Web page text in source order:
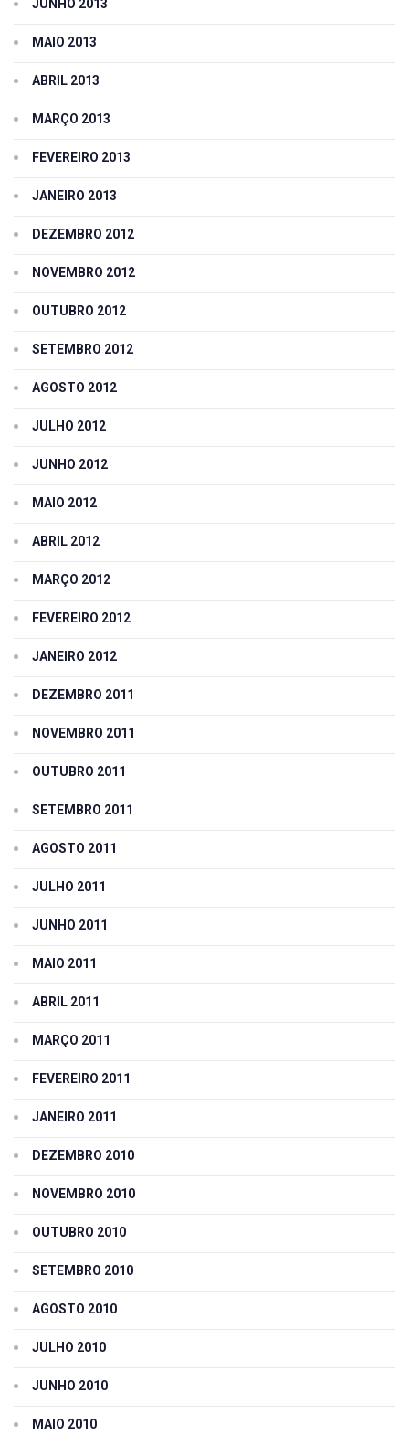
JUNHO 2013
MAIO 2013
ABRIL 2013
MARÇO 2013
FEVEREIRO 2013
JANEIRO 2013
DEZEMBRO 2012
NOVEMBRO 2012
OUTUBRO 2012
SETEMBRO 2012
AGOSTO 2012
JULHO 2012
JUNHO 2012
MAIO 2012
ABRIL 2012
MARÇO 2012
FEVEREIRO 2012
JANEIRO 2012
DEZEMBRO 2011
NOVEMBRO 2011
OUTUBRO 2011
SETEMBRO 2011
AGOSTO 2011
JULHO 2011
JUNHO 2011
MAIO 2011
ABRIL 2011
MARÇO 2011
FEVEREIRO 2011
JANEIRO 2011
DEZEMBRO 2010
NOVEMBRO 2010
OUTUBRO 2010
SETEMBRO 2010
AGOSTO 2010
JULHO 2010
JUNHO 2010
MAIO 2010